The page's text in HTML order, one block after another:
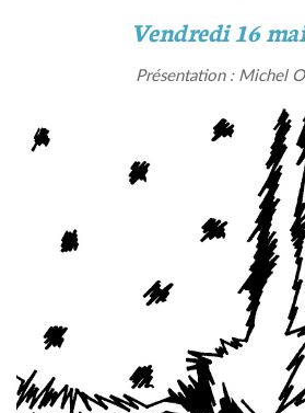
Vendredi 16
Présentation : Michel